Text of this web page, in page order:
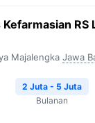
RS
Majalengka Jawa
2 Juta - 5 Juta
Bulanan